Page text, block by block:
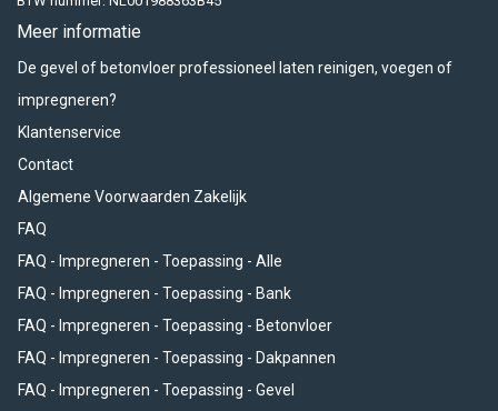
Meer informatie
De gevel of betonvloer professioneel laten reinigen, voegen of
impregneren?
Klantenservice
Contact
Algemene Voorwaarden Zakelijk
FAQ
FAQ - Impregneren - Toepassing - Alle
FAQ - Impregneren - Toepassing - Bank
FAQ - Impregneren - Toepassing - Betonvloer
FAQ - Impregneren - Toepassing - Dakpannen
FAQ - Impregneren - Toepassing - Gevel